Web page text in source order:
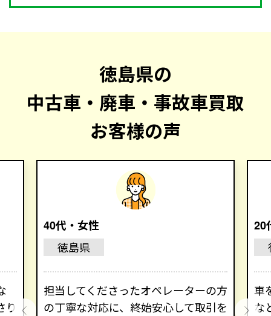
徳島県の
中古車・廃車・事故車買取
お客様の声
り
40代・女性
徳島県
担当してくださったオペレーターの方
の丁寧な対応に、終始安心して取引を
20
車
な